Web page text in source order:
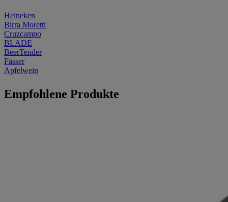
Heineken
Birra Moretti
Cruzcampo
BLADE
BeerTender
Fässer
Apfelwein
Empfohlene Produkte